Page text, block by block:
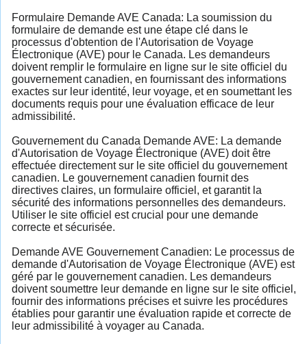
Formulaire Demande AVE Canada: La soumission du
formulaire de demande est une étape clé dans le
processus d'obtention de l'Autorisation de Voyage
Électronique (AVE) pour le Canada. Les demandeurs
doivent remplir le formulaire en ligne sur le site officiel du
gouvernement canadien, en fournissant des informations
exactes sur leur identité, leur voyage, et en soumettant les
documents requis pour une évaluation efficace de leur
admissibilité.
Gouvernement du Canada Demande AVE: La demande
d'Autorisation de Voyage Électronique (AVE) doit être
effectuée directement sur le site officiel du gouvernement
canadien. Le gouvernement canadien fournit des
directives claires, un formulaire officiel, et garantit la
sécurité des informations personnelles des demandeurs.
Utiliser le site officiel est crucial pour une demande
correcte et sécurisée.
Demande AVE Gouvernement Canadien: Le processus de
demande d'Autorisation de Voyage Électronique (AVE) est
géré par le gouvernement canadien. Les demandeurs
doivent soumettre leur demande en ligne sur le site officiel,
fournir des informations précises et suivre les procédures
établies pour garantir une évaluation rapide et correcte de
leur admissibilité à voyager au Canada.